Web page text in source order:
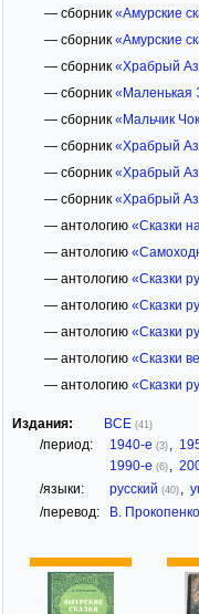
— сборник «Амурские
— сборник «Амурские
— сборник «Храбрый
— сборник «Маленькая
— сборник «Мальчик
— сборник «Храбрый
— сборник «Храбрый
— сборник «Храбрый
— антологию «Сказки
— антологию
— антологию «Сказки
— антологию «Сказки
— антологию «Сказки
— антологию «Сказки
— антологию «Сказки
Издания: ВСЕ (41)
/период: 1940-е (3)
1990-е (6)
/языки: русский (40)
/перевод: В. Прокопенко